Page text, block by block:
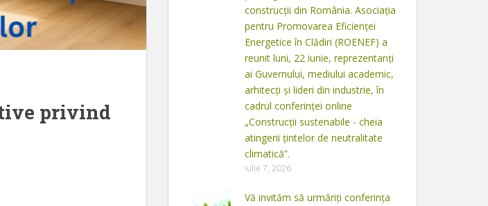
privind
construcții din România. Asociația
pentru Promovarea Eficienței
Energetice în Clădiri (ROENEF) a
reunit luni, 22 iunie, reprezentanți
ai Guvernului, mediului academic,
arhitecți și lideri din industrie, în
cadrul conferinței online
„Construcții sustenabile - cheia
atingerii țintelor de neutralitate
climatică”.
iulie 7, 2026
Vă invităm să urmăriți conferința